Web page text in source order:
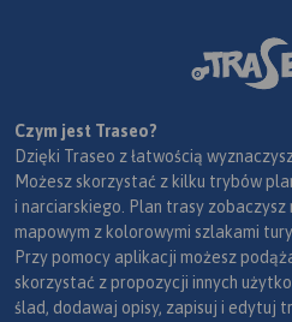
Czym jest Traseo?
Dzięki Traseo z łatwością
Możesz skorzystać z kilku trybów
i narciarskiego. Plan trasy zobaczysz
mapowym z kolorowymi szlakami
Przy pomocy aplikacji możesz
skorzystać z propozycji innych
ślad, dodawaj opisy, zapisuj i edytuj